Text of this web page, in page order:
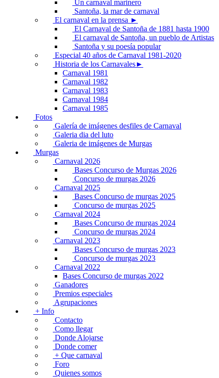
Un carnaval marinero
Santoña, la mar de carnaval
El carnaval en la prensa ►
El Carnaval de Santoña de 1881 hasta 1900
El carnaval de Santoña, un pueblo de Artistas
Santoña y su poesía popular
Especial 40 años de Carnaval 1981-2020
Historia de los Carnavales►
Carnaval 1981
Carnaval 1982
Carnaval 1983
Carnaval 1984
Carnaval 1985
Fotos
Galería de imágenes desfiles de Carnaval
Galeria dia del luto
Galeria de imágenes de Murgas
Murgas
Carnaval 2026
Bases Concurso de Murgas 2026
Concurso de murgas 2026
Carnaval 2025
Bases Concurso de murgas 2025
Concurso de murgas 2025
Carnaval 2024
Bases Concurso de murgas 2024
Concurso de murgas 2024
Carnaval 2023
Bases Concurso de murgas 2023
Concurso de murgas 2023
Carnaval 2022
Bases Concurso de murgas 2022
Ganadores
Premios especiales
Agrupaciones
+ Info
Contacto
Como llegar
Donde Alojarse
Donde comer
+ Que carnaval
Foro
Quienes somos